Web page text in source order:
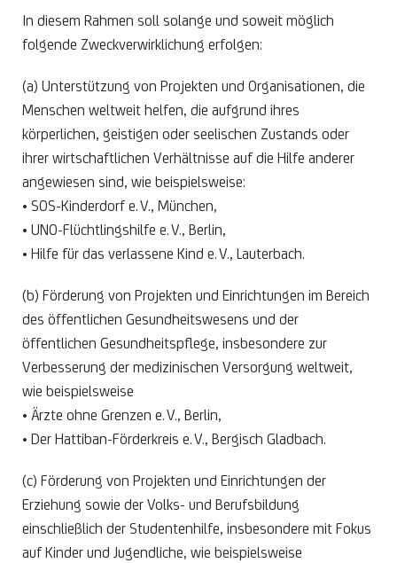
In diesem Rahmen soll solange und soweit möglich
folgende Zweckverwirklichung erfolgen:
(a) Unterstützung von Projekten und Organisationen, die
Menschen weltweit helfen, die aufgrund ihres
körperlichen, geistigen oder seelischen Zustands oder
ihrer wirtschaftlichen Verhältnisse auf die Hilfe anderer
angewiesen sind, wie beispielsweise:
• SOS-Kinderdorf e. V., München,
• UNO-Flüchtlingshilfe e. V., Berlin,
• Hilfe für das verlassene Kind e. V., Lauterbach.
(b) Förderung von Projekten und Einrichtungen im Bereich
des öffentlichen Gesundheitswesens und der
öffentlichen Gesundheitspflege, insbesondere zur
Verbesserung der medizinischen Versorgung weltweit,
wie beispielsweise
• Ärzte ohne Grenzen e. V., Berlin,
• Der Hattiban-Förderkreis e. V., Bergisch Gladbach.
(c) Förderung von Projekten und Einrichtungen der
Erziehung sowie der Volks- und Berufsbildung
einschließlich der Studentenhilfe, insbesondere mit Fokus
auf Kinder und Jugendliche, wie beispielsweise